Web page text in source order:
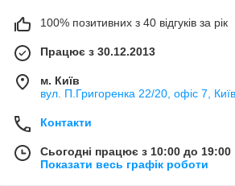
100% позитивних з 40 відгуків за рік
Працює з 30.12.2013
м. Київ
вул. П.Григоренка 22/20, офіс 7,
Контакти
Сьогодні працює з 10:00 до 19:00
Показати весь графік роботи